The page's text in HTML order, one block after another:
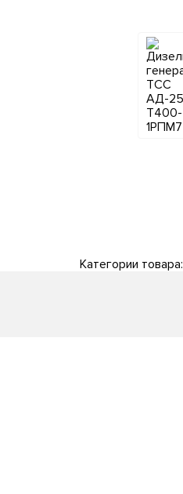
Категории товара: